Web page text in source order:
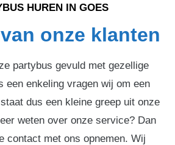
HUREN IN GOES
onze klanten
partybus gevuld met gezellige
een enkeling vragen wij om een
dus een kleine greep uit onze
weten over onze service? Dan
contact met ons opnemen. Wij